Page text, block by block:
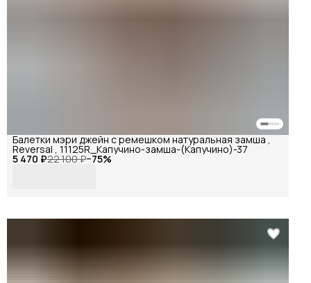
5 470 ₽22 100 ₽−75%
Балетки мэри джейн с ремешком натуральная замша ,
Reversal , 11125R_Капучино-замша-(Капучино)-37